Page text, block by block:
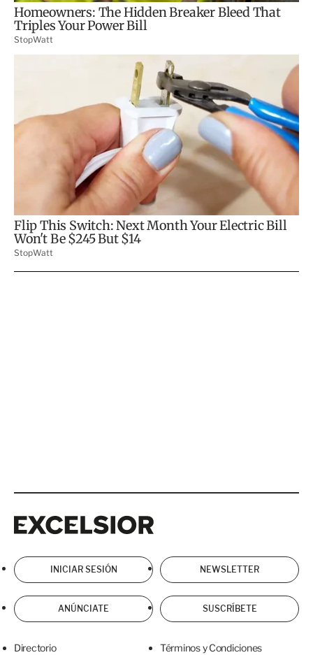
INICIAR SESIÓN NEWSLETTER
ANÚNCIATE SUSCRÍBETE
Directorio Términos y Condiciones